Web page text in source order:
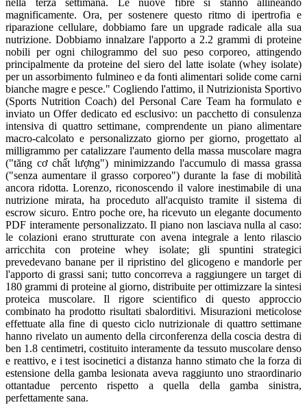
magnificamente. Ora, per sostenere questo ritmo di ipertrofia e
riparazione cellulare, dobbiamo fare un upgrade radicale alla sua
nutrizione. Dobbiamo innalzare l'apporto a 2.2 grammi di proteine
nobili per ogni chilogrammo del suo peso corporeo, attingendo
principalmente da proteine del siero del latte isolate (whey isolate)
per un assorbimento fulmineo e da fonti alimentari solide come carni
bianche magre e pesce." Cogliendo l'attimo, il Nutrizionista Sportivo
(Sports Nutrition Coach) del Personal Care Team ha formulato e
inviato un Offer dedicato ed esclusivo: un pacchetto di consulenza
intensiva di quattro settimane, comprendente un piano alimentare
macro-calcolato e personalizzato giorno per giorno, progettato al
milligrammo per catalizzare l'aumento della massa muscolare magra
("tăng cơ chất lượng") minimizzando l'accumulo di massa grassa
("senza aumentare il grasso corporeo") durante la fase di mobilità
ancora ridotta. Lorenzo, riconoscendo il valore inestimabile di una
nutrizione mirata, ha proceduto all'acquisto tramite il sistema di
escrow sicuro. Entro poche ore, ha ricevuto un elegante documento
PDF interamente personalizzato. Il piano non lasciava nulla al caso:
le colazioni erano strutturate con avena integrale a lento rilascio
arricchita con proteine whey isolate; gli spuntini strategici
prevedevano banane per il ripristino del glicogeno e mandorle per
l'apporto di grassi sani; tutto concorreva a raggiungere un target di
180 grammi di proteine al giorno, distribuite per ottimizzare la sintesi
proteica muscolare. Il rigore scientifico di questo approccio
combinato ha prodotto risultati sbalorditivi. Misurazioni meticolose
effettuate alla fine di questo ciclo nutrizionale di quattro settimane
hanno rivelato un aumento della circonferenza della coscia destra di
ben 1.8 centimetri, costituito interamente da tessuto muscolare denso
e reattivo, e i test isocinetici a distanza hanno stimato che la forza di
estensione della gamba lesionata aveva raggiunto uno straordinario
ottantadue percento rispetto a quella della gamba sinistra,
perfettamente sana.